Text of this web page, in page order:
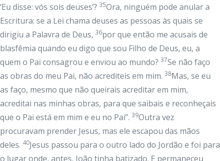
‘Eu disse: vós sois deuses’? 35Ora, ninguém pode anular a
Escritura: se a Lei chama deuses as pessoas às quais se
dirigiu a Palavra de Deus, 36por que então me acusais de
blasfêmia quando eu digo que sou Filho de Deus, eu, a
quem o Pai consagrou e enviou ao mundo? 37Se não faço
as obras do meu Pai, não acrediteis em mim. 38Mas, se eu
as faço, mesmo que não queirais acreditar em mim,
acreditai nas minhas obras, para que saibais e reconheçais
que o Pai está em mim e eu no Pai”. 39Outra vez
procuravam prender Jesus, mas ele escapou das mãos
deles. 40Jesus passou para o outro lado do Jordão e foi para
o lugar onde, antes, João tinha batizado. E permaneceu